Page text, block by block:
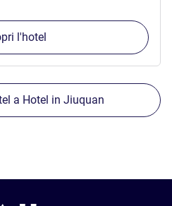
l'hotel
a Hotel in Jiuquan